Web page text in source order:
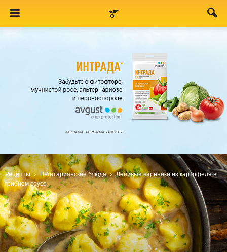
Рецепты Вегетарианские блюда
Ленивые вареники из картофеля в
грибном соусе